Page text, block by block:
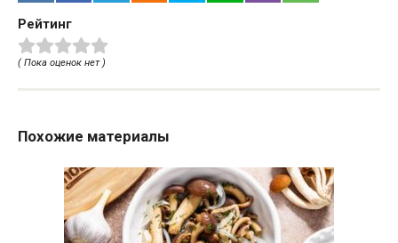
Рейтинг
( Пока оценок нет )
Похожие материалы